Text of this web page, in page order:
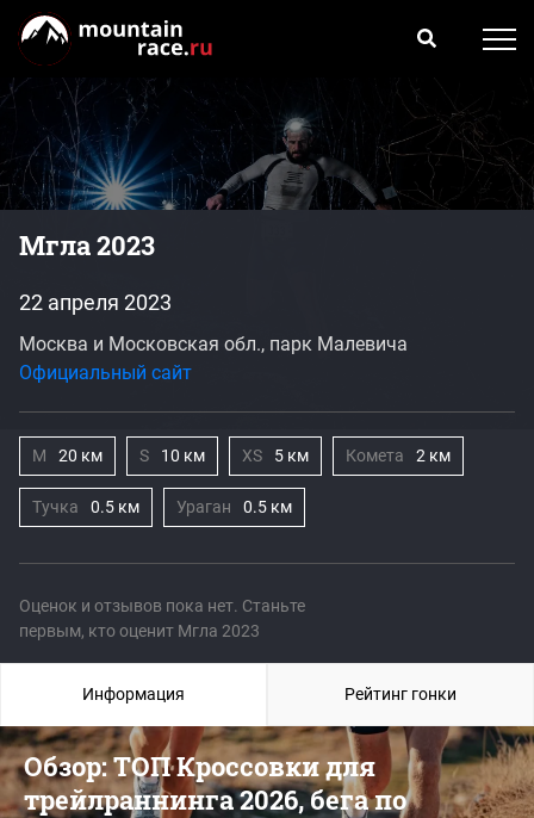
Мгла 2023
Оценок и отзывов пока нет. Станьте
первым, кто оценит Мгла 2023
22 апреля 2023
Москва и Московская обл., парк Малевича
Официальный сайт
M 20 км S 10 км XS 5 км Комета 2 км
Тучка 0.5 км Ураган 0.5 км
Обзор: ТОП Кроссовки для
трейлраннинга 2026, бега по
Информация Рейтинг гонки